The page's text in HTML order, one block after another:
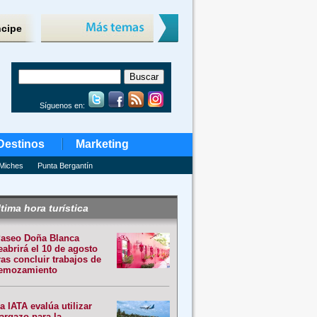
Síguenos en:
Marketing
Punta Bergantín
hora turística
Doña Blanca
el 10 de agosto
concluir trabajos de
IATA evalúa utilizar